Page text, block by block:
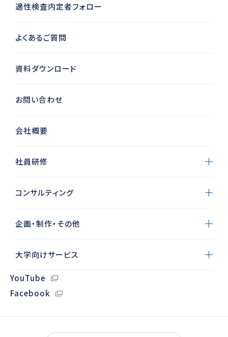
適性検査内定者フォロー
よくあるご質問
資料ダウンロード
お問い合わせ
会社概要
社員研修
コンサルティング
企画・制作・その他
大学向けサービス
YouTube
Facebook